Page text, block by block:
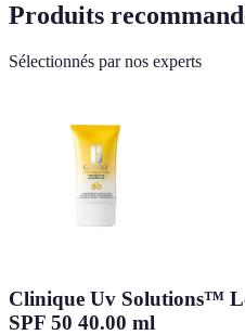
Produits
Sélectionnés par nos experts
Clinique Uv Solutions™
SPF 50 40.00 ml